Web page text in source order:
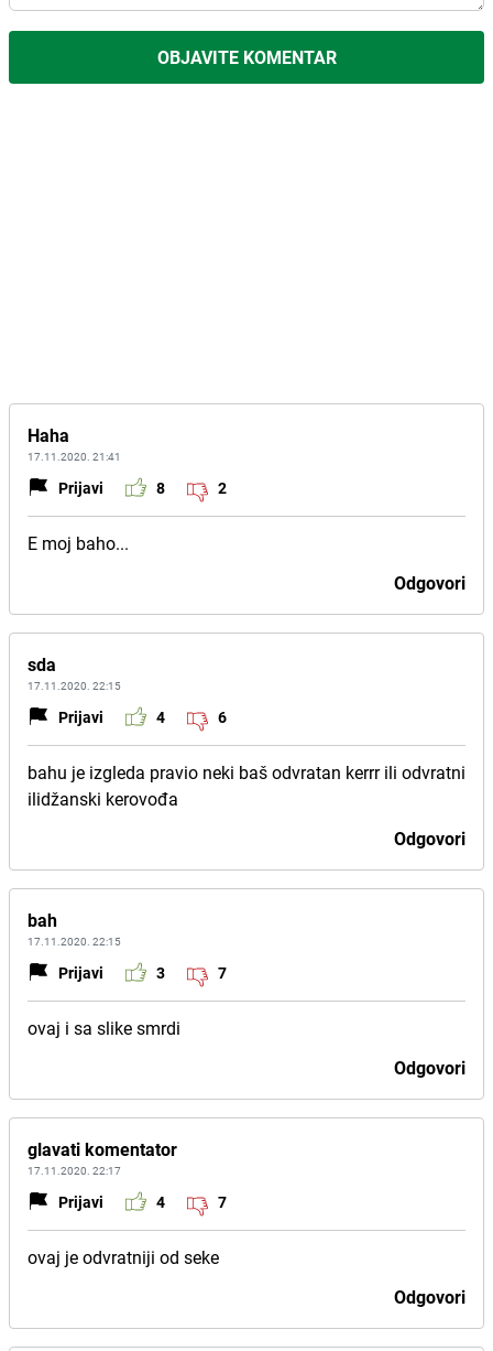
OBJAVITE KOMENTAR
Haha
17.11.2020. 21:41
Prijavi 8 2
E moj baho...
Odgovori
sda
17.11.2020. 22:15
Prijavi 4 6
bahu je izgleda pravio neki baš odvratan kerrr ili odvratni
ilidžanski kerovođa
Odgovori
bah
17.11.2020. 22:15
Prijavi 3 7
ovaj i sa slike smrdi
Odgovori
glavati komentator
17.11.2020. 22:17
Prijavi 4 7
ovaj je odvratniji od seke
Odgovori